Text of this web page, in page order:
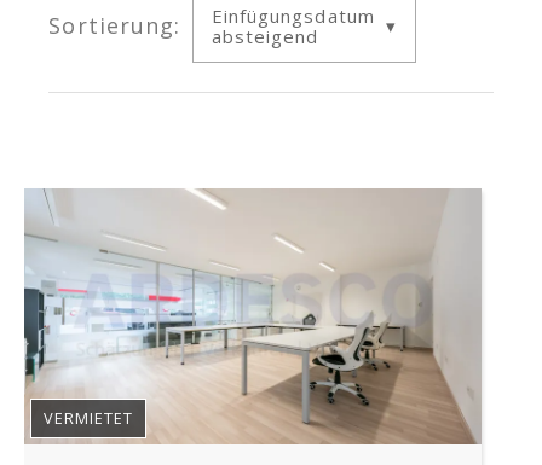
Sortierung:
Einfügungsdatum
absteigend
VERMIETET